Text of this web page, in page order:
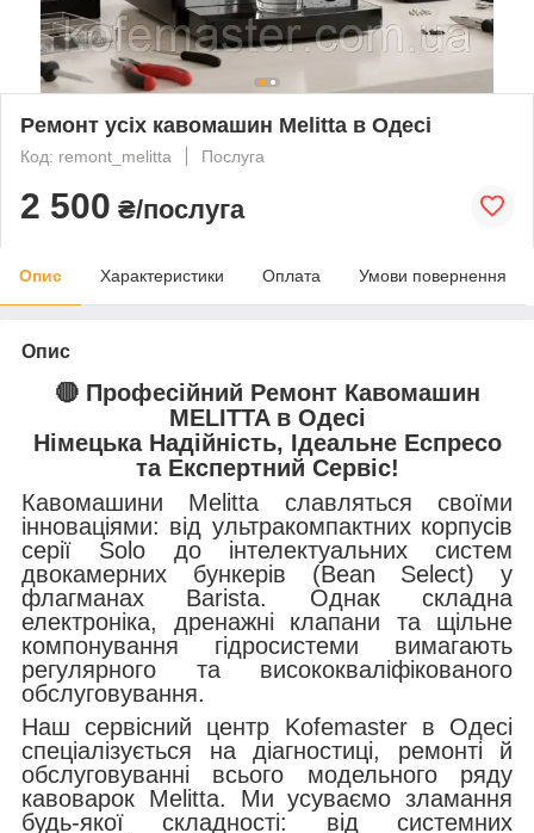
Ремонт усіх кавомашин Melitta в Одесі
Код: remont_melitta Послуга
2 500 ₴/послуга
Опис Характеристики Оплата Умови повернення
Опис
🔴 Професійний Ремонт Кавомашин
MELITTA в Одесі
Німецька Надійність, Ідеальне Еспресо
та Експертний Сервіс!
Кавомашини Melitta славляться своїми
інноваціями: від ультракомпактних корпусів
серії Solo до інтелектуальних систем
двокамерних бункерів (Bean Select) у
флагманах Barista. Однак складна
електроніка, дренажні клапани та щільне
компонування гідросистеми вимагають
регулярного та висококваліфікованого
обслуговування.
Наш сервісний центр Kofemaster в Одесі
спеціалізується на діагностиці, ремонті й
обслуговуванні всього модельного ряду
кавоварок Melitta. Ми усуваємо зламання
будь-якої складності: від системних